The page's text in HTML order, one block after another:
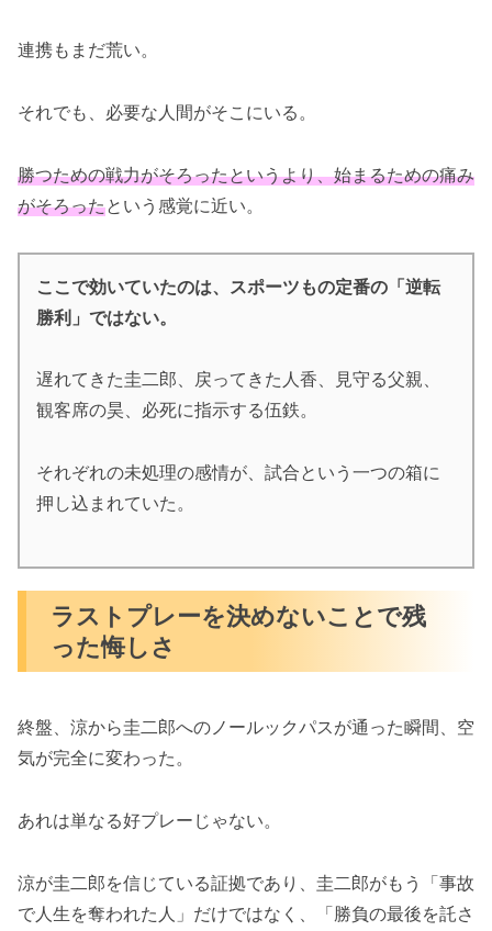
連携もまだ荒い。
それでも、必要な人間がそこにいる。
勝つための戦力がそろったというより、始まるための痛み
がそろったという感覚に近い。
ここで効いていたのは、スポーツもの定番の「逆転
勝利」ではない。
遅れてきた圭二郎、戻ってきた人香、見守る父親、
観客席の昊、必死に指示する伍鉄。
それぞれの未処理の感情が、試合という一つの箱に
押し込まれていた。
ラストプレーを決めないことで残
った悔しさ
終盤、涼から圭二郎へのノールックパスが通った瞬間、空
気が完全に変わった。
あれは単なる好プレーじゃない。
涼が圭二郎を信じている証拠であり、圭二郎がもう「事故
で人生を奪われた人」だけではなく、「勝負の最後を託さ